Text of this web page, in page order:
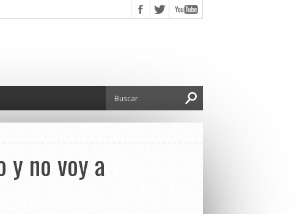
y no voy a